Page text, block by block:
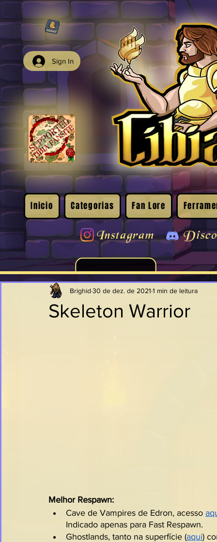
Sign In
Inicio Categorias Fan Lore
Instagram
Skeleton Warrior
Brighid 30 de dez. de 2021 1 min de leitura
Melhor Respawn:
Cave de Vampires de Edron, acesso
Indicado apenas para Fast Respawn.
Ghostlands, tanto na superfície (aqui)